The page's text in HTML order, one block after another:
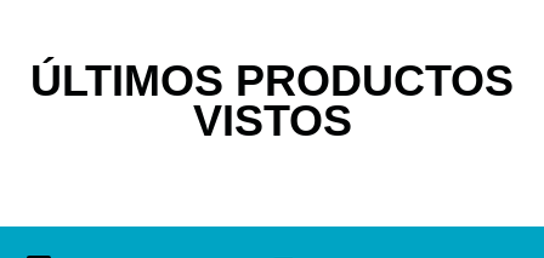
ÚLTIMOS PRODUCTOS
VISTOS